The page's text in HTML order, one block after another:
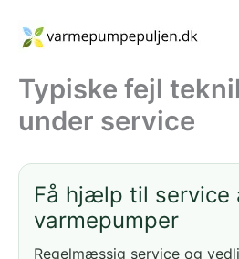
indholdet
Typiske fejl
under service
Få hjælp til service
varmepumper
Regelmæssig service og